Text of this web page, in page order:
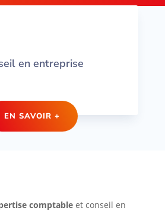
en entreprise
EN SAVOIR +
comptableet conseil en